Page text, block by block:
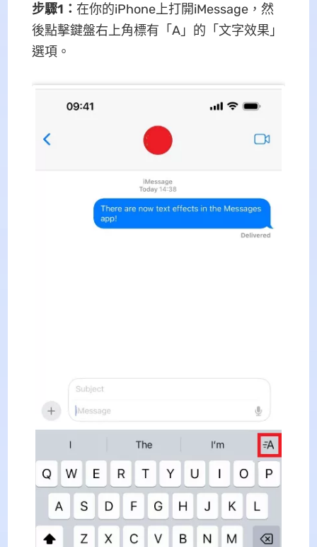
步驟1 ： 在你的iPhone上打開iMessage，然
後點擊鍵盤右上角標有「A」的「文字效果」
選項。